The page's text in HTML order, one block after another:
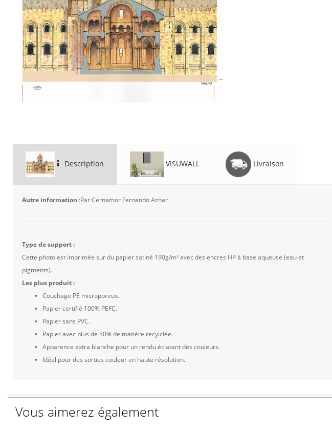
Description VISUWALL Livraison
Autre information :Par Cernamor Fernando Aznar
Type de support :
Cette photo est imprimée sur du papier satiné 190g/m² avec des encres HP à base aqueuse (eau et
pigments).
Les plus produit :
Couchage PE microporeux.
Papier certifié 100% PEFC.
Papier sans PVC.
Papier avec plus de 50% de matière recylclée.
Apparence extra blanche pour un rendu éclatant des couleurs.
Idéal pour des sorties couleur en haute résolution.
Vous aimerez également